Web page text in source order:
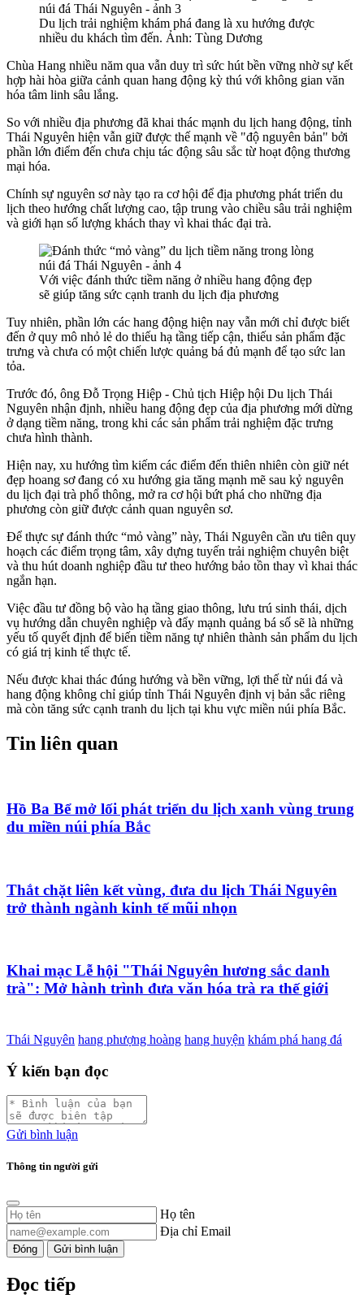
Du lịch trải nghiệm khám phá đang là xu hướng được
nhiều du khách tìm đến. Ảnh: Tùng Dương
Chùa Hang nhiều năm qua vẫn duy trì sức hút bền vững nhờ sự kết
hợp hài hòa giữa cảnh quan hang động kỳ thú với không gian văn
hóa tâm linh sâu lắng.
So với nhiều địa phương đã khai thác mạnh du lịch hang động, tỉnh
Thái Nguyên hiện vẫn giữ được thế mạnh về "độ nguyên bản" bởi
phần lớn điểm đến chưa chịu tác động sâu sắc từ hoạt động thương
mại hóa.
Chính sự nguyên sơ này tạo ra cơ hội để địa phương phát triển du
lịch theo hướng chất lượng cao, tập trung vào chiều sâu trải nghiệm
và giới hạn số lượng khách thay vì khai thác đại trà.
Với việc đánh thức tiềm năng ở nhiều hang động đẹp
sẽ giúp tăng sức cạnh tranh du lịch địa phương
Tuy nhiên, phần lớn các hang động hiện nay vẫn mới chỉ được biết
đến ở quy mô nhỏ lẻ do thiếu hạ tầng tiếp cận, thiếu sản phẩm đặc
trưng và chưa có một chiến lược quảng bá đủ mạnh để tạo sức lan
tỏa.
Trước đó, ông Đỗ Trọng Hiệp - Chủ tịch Hiệp hội Du lịch Thái
Nguyên nhận định, nhiều hang động đẹp của địa phương mới dừng
ở dạng tiềm năng, trong khi các sản phẩm trải nghiệm đặc trưng
chưa hình thành.
Hiện nay, xu hướng tìm kiếm các điểm đến thiên nhiên còn giữ nét
đẹp hoang sơ đang có xu hướng gia tăng mạnh mẽ sau kỷ nguyên
du lịch đại trà phổ thông, mở ra cơ hội bứt phá cho những địa
phương còn giữ được cảnh quan nguyên sơ.
Để thực sự đánh thức “mỏ vàng” này, Thái Nguyên cần ưu tiên quy
hoạch các điểm trọng tâm, xây dựng tuyến trải nghiệm chuyên biệt
và thu hút doanh nghiệp đầu tư theo hướng bảo tồn thay vì khai thác
ngắn hạn.
Việc đầu tư đồng bộ vào hạ tầng giao thông, lưu trú sinh thái, dịch
vụ hướng dẫn chuyên nghiệp và đẩy mạnh quảng bá số sẽ là những
yếu tố quyết định để biến tiềm năng tự nhiên thành sản phẩm du lịch
có giá trị kinh tế thực tế.
Nếu được khai thác đúng hướng và bền vững, lợi thế từ núi đá và
hang động không chỉ giúp tỉnh Thái Nguyên định vị bản sắc riêng
mà còn tăng sức cạnh tranh du lịch tại khu vực miền núi phía Bắc.
Tin liên quan
Hồ Ba Bể mở lối phát triển du lịch xanh vùng trung
du miền núi phía Bắc
Thắt chặt liên kết vùng, đưa du lịch Thái Nguyên
trở thành ngành kinh tế mũi nhọn
Khai mạc Lễ hội "Thái Nguyên hương sắc danh
trà": Mở hành trình đưa văn hóa trà ra thế giới
Thái Nguyên hang phượng hoàng hang huyện khám phá hang đá
Ý kiến bạn đọc
Gửi bình luận
Thông tin người gửi
Họ tên
Địa chỉ Email
Đóng Gửi bình luận
Đọc tiếp